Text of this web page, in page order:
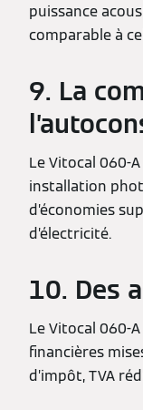
puissance
comparable à
9. La
Le Vitocal 060-
installation
d’économies
d’électricité.
10. Des
Le Vitocal 060-
financières
d’impôt, TVA